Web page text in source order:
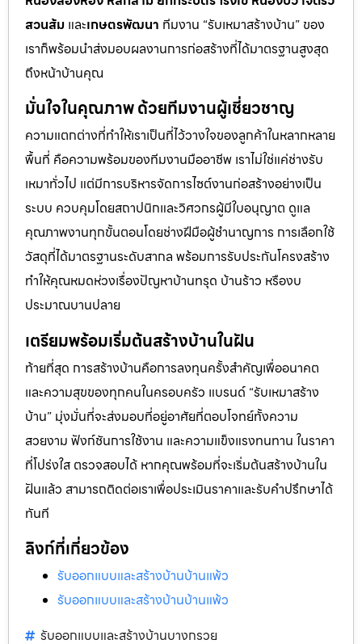
สวนส้ม และเกษตรพัฒนา ทีมงาน “รับเหมาสร้างบ้าน” ของ
เราก็พร้อมนำส่งมอบผลงานการก่อสร้างที่ได้มาตรฐานสูงสุด
ถึงหน้าบ้านคุณ
มั่นใจในคุณภาพ ด้วยทีมงานผู้เชี่ยวชาญ
ความแตกต่างที่ทำให้เราเป็นที่ไว้วางใจของลูกค้าในหลากหลาย
พื้นที่ คือความพร้อมของทีมงานมืออาชีพ เราไม่ใช่แค่ช่างรับ
เหมาทั่วไป แต่มีการบริหารจัดการไซต์งานก่อสร้างอย่างเป็น
ระบบ ควบคุมโดยสถาปนิกและวิศวกรผู้มีใบอนุญาต ดูแล
คุณภาพงานทุกขั้นตอนโดยช่างฝีมือผู้ชำนาญการ การเลือกใช้
วัสดุที่ได้มาตรฐานระดับสากล พร้อมการรับประกันโครงสร้าง
ทำให้คุณหมดห่วงเรื่องปัญหาบ้านทรุด บ้านร้าว หรืองบ
ประมาณบานปลาย
เตรียมพร้อมเริ่มต้นสร้างบ้านในฝัน
ท้ายที่สุด การสร้างบ้านคือการลงทุนครั้งสำคัญเพื่ออนาคต
และความสุขของทุกคนในครอบครัว แบรนด์ “รับเหมาสร้าง
บ้าน” มุ่งมั่นที่จะส่งมอบที่อยู่อาศัยที่ตอบโจทย์ทั้งความ
สวยงาม ฟังก์ชันการใช้งาน และความแข็งแรงทนทาน ในราคา
ที่โปร่งใส ตรวจสอบได้ หากคุณพร้อมที่จะเริ่มต้นสร้างบ้านใน
ฝันแล้ว สามารถติดต่อเราเพื่อประเมินราคาและรับคำปรึกษาได้
ทันที
ลิงก์ที่เกี่ยวข้อง
รับออกแบบและสร้างบ้านบ้านแพ้ว
รับออกแบบและสร้างบ้านบ้านแพ้ว
รับออกแบบและสร้างบ้านบางกรวย